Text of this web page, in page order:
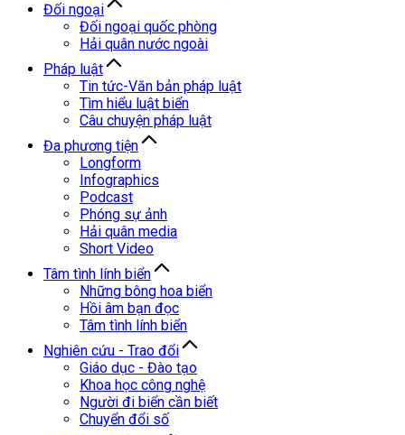
Đối ngoại
Đối ngoại quốc phòng
Hải quân nước ngoài
Pháp luật
Tin tức-Văn bản pháp luật
Tìm hiểu luật biển
Câu chuyện pháp luật
Đa phương tiện
Longform
Infographics
Podcast
Phóng sự ảnh
Hải quân media
Short Video
Tâm tình lính biển
Những bông hoa biển
Hồi âm bạn đọc
Tâm tình lính biển
Nghiên cứu - Trao đổi
Giáo dục - Đào tạo
Khoa học công nghệ
Người đi biển cần biết
Chuyển đổi số